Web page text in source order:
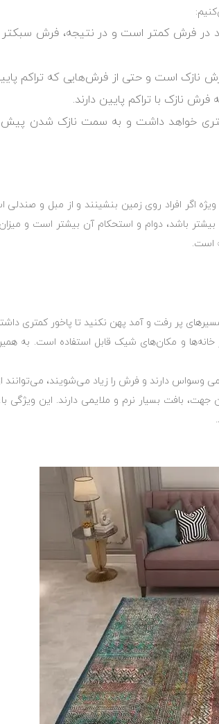
در فرش کمتر است و در نتیجه، فرش سبکتر
است و حتی از فرش‌هایی که تراکم
نازک با تراکم پایین دارند.‏
خواهد داشت و به سمت نازک شدن پیش
افراد روی زمین بنشینند و از مبل و صندلی
بیشتر باشد، دوام و استحکام آن بیشتر است و میزان
پر رفت و آمد پهن نکنید تا پاخور کمتری
و مکان‌های شیک قابل استفاده است. به
وسواس دارند و فرش را زیاد می‌شویند، می‌توانند
بافت بسیار نرم و ملایمی دارند. این